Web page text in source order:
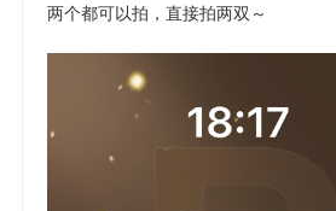
两个都可以拍，直接拍两双～